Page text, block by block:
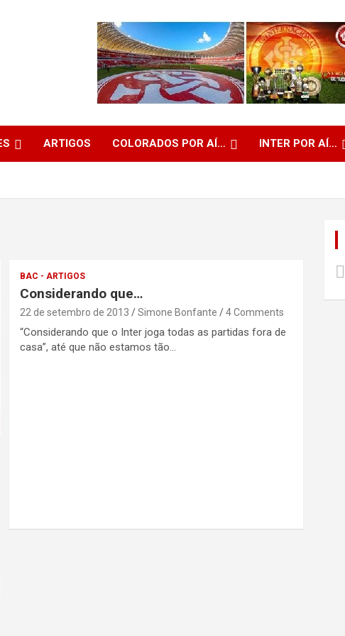
ARTIGOS COLORADOS POR AÍ… INTER POR AÍ…
BAC - ARTIGOS
Considerando que…
22 de setembro de 2013 Simone Bonfante 4 Comments
“Considerando que o Inter joga todas as partidas fora de
casa”, até que não estamos tão…